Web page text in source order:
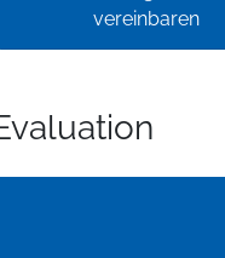
vereinbaren